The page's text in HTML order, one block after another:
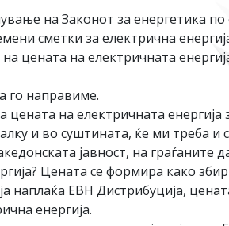
на Законот за енергетика
сметки за електрична
цената на електричната
го направиме.
на електричната
и во суштината, ќе ми треба
јавност, на граѓаните
Цената се формира како
наплаќа ЕВН Дистрибуција,
енергија.